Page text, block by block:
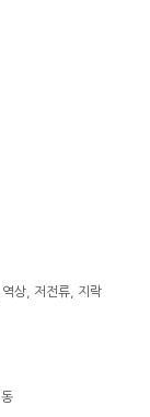
상, 저전류, 지락